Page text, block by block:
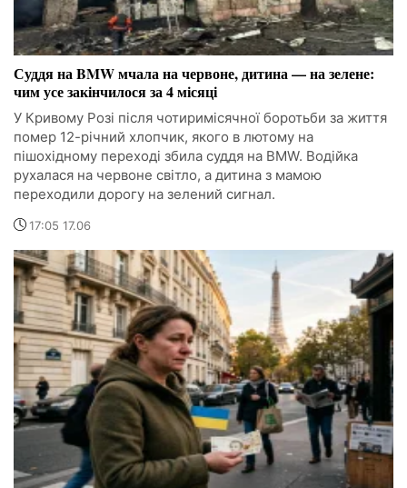
Суддя на BMW мчала на червоне, дитина — на зелене:
чим усе закінчилося за 4 місяці
У Кривому Розі після чотиримісячної боротьби за життя
помер 12-річний хлопчик, якого в лютому на
пішохідному переході збила суддя на BMW. Водійка
рухалася на червоне світло, а дитина з мамою
переходили дорогу на зелений сигнал.
17:05 17.06